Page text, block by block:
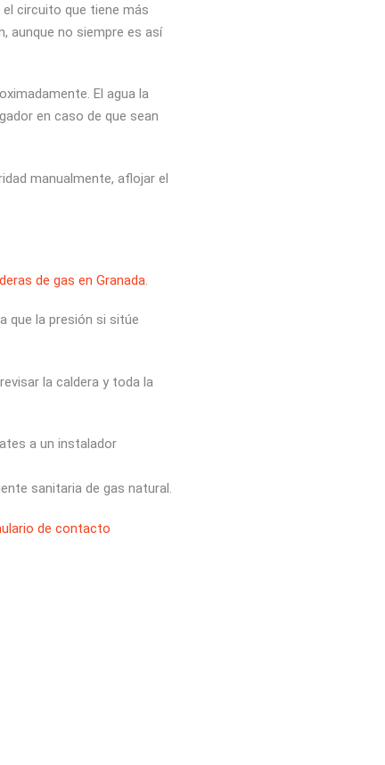
circuito que tiene más
aunque no siempre es así
El agua la
en caso de que sean
manualmente, aflojar el
de gas en Granada.
que la presión si sitúe
la caldera y toda la
a un instalador
sanitaria de gas natural.
de contacto